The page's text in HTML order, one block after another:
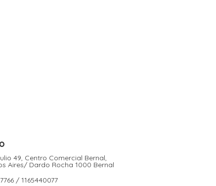
49, Centro Comercial Bernal,
Aires/ Dardo Rocha 1000 Bernal
/ 1165440077